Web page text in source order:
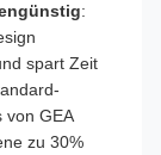
:
spart Zeit
von GEA
zu 30%